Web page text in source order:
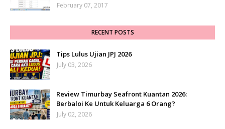
February 07, 2017
RECENT POSTS
Tips Lulus Ujian JPJ 2026
July 03, 2026
Review Timurbay Seafront Kuantan 2026:
Berbaloi Ke Untuk Keluarga 6 Orang?
July 02, 2026